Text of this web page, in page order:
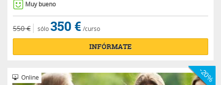
Muy bueno
550 € sólo350 € /curso
INFÓRMATE
Online -20%